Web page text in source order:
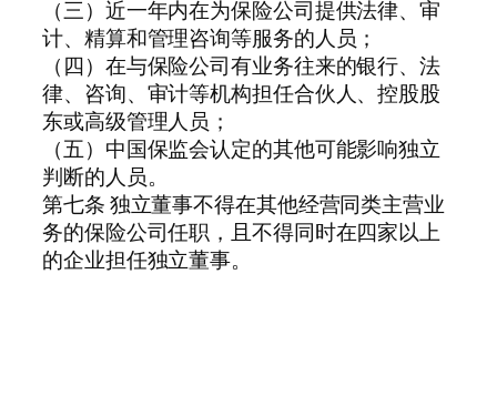
（三）近一年内在为保险公司提供法律、审
计、精算和管理咨询等服务的人员；
（四）在与保险公司有业务往来的银行、法
律、咨询、审计等机构担任合伙人、控股股
东或高级管理人员；
（五）中国保监会认定的其他可能影响独立
判断的人员。
第七条 独立董事不得在其他经营同类主营业
务的保险公司任职，且不得同时在四家以上
的企业担任独立董事。